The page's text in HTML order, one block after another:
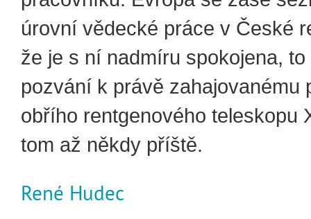
úrovní vědecké práce v České
že je s ní nadmíru spokojena,
pozvání k právě zahajovanému
obřího rentgenového teleskopu
tom až někdy příště.
René Hudec